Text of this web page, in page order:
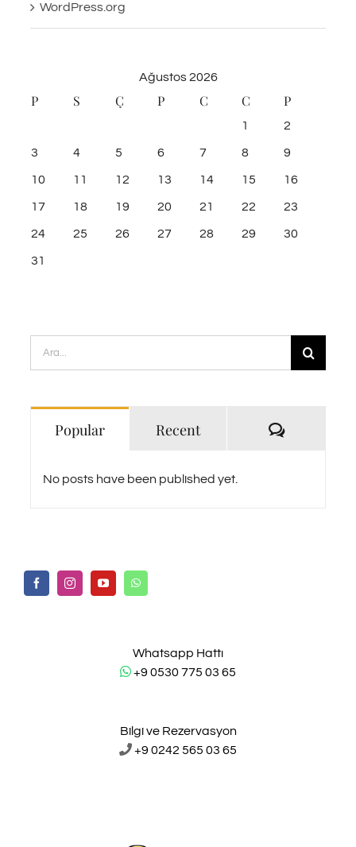
WordPress.org
Ağustos 2026
P S Ç P C C P
1 2
3 4 5 6 7 8 9
10 11 12 13 14 15 16
17 18 19 20 21 22 23
24 25 26 27 28 29 30
31
Ara:
Popular Recent Yorum
No posts have been published yet.
Whatsapp Hattı
+9 0530 775 03 65
Bilgi ve Rezervasyon
+9 0242 565 03 65